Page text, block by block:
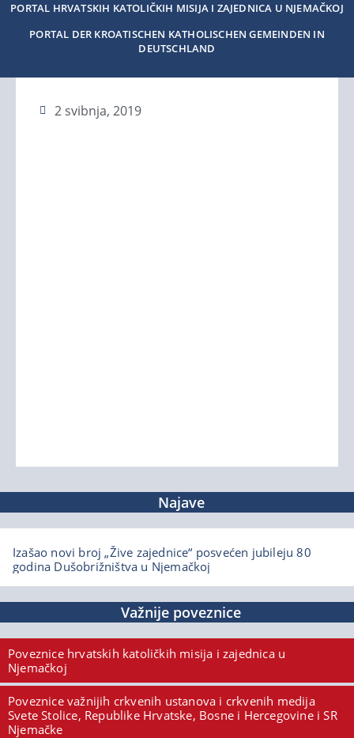
PORTAL HRVATSKIH KATOLIČKIH MISIJA I ZAJEDNICA U NJEMAČKOJ
PORTAL DER KROATISCHEN KATHOLISCHEN GEMEINDEN IN
DEUTSCHLAND
2 svibnja, 2019
Najave
Izašao novi broj „Žive zajednice“ posvećen jubileju 80
godina Dušobrižništva u Njemačkoj
Važnije poveznice
Poveznice hrvatskih katoličkih misija i zajednica u
Njemačkoj
Poveznice važnijih crkvenih ustanova i crkvenih medija
Svete Stolice, Republike Hrvatske, Bosne i Hercegovine i SR
Njemačke